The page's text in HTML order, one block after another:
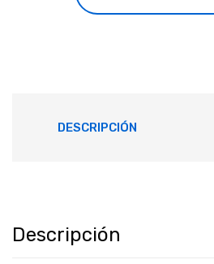
DESCRIPCIÓN
Descripción